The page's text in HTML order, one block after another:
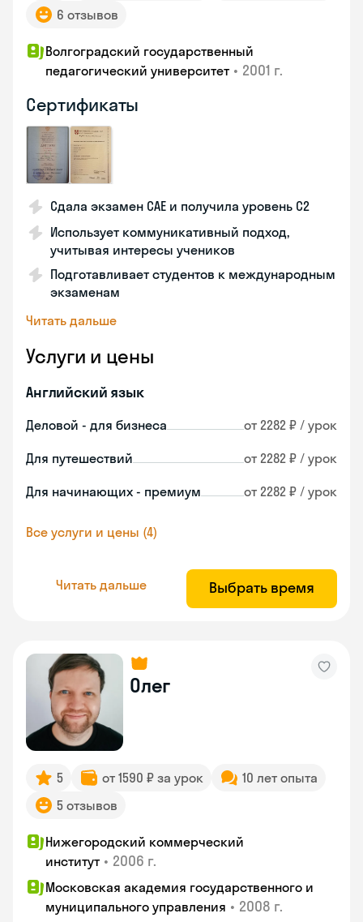
6 отзывов
Волгоградский государственный
педагогический университет • 2001 г.
Сертификаты
Сдала экзамен CAE и получила уровень С2
Использует коммуникативный подход,
учитывая интересы учеников
Подготавливает студентов к международным
экзаменам
Читать дальше
Услуги и цены
Английский язык
Деловой - для бизнеса от 2282 ₽ / урок
Для путешествий от 2282 ₽ / урок
Для начинающих - премиум от 2282 ₽ / урок
Все услуги и цены (4)
Читать дальше Выбрать время
Олег
5 от 1590 ₽ за урок
10 лет опыта
5 отзывов
Нижегородский коммерческий
институт • 2006 г.
Московская академия государственного и
муниципального управления • 2008 г.